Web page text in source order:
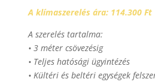
A klímaszerelés ára: 114.300 Ft
A szerelés tartalma:
• 3 méter csövezésig
• Teljes hatósági ügyintézés
• Kültéri és beltéri egységek